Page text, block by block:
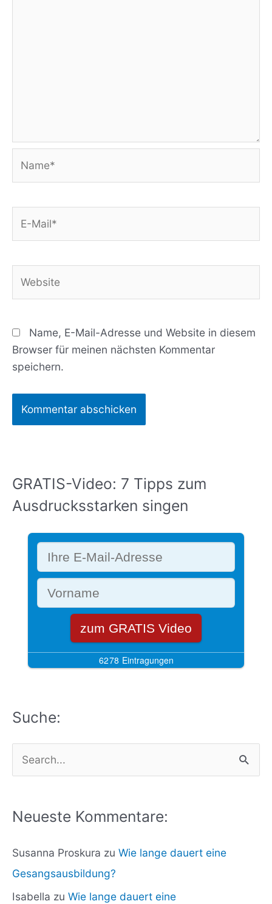
Mail*
Name, E-Mail-Adresse und Website in diesem
Browser für meinen nächsten Kommentar
speichern.
GRATIS-Video: 7 Tipps zum
Ausdrucksstarken singen
Suche:
u
h
n
n
a
Neueste Kommentare:
Susanna Proskura zu Wie lange dauert eine
Gesangsausbildung?
Isabella zu Wie lange dauert eine